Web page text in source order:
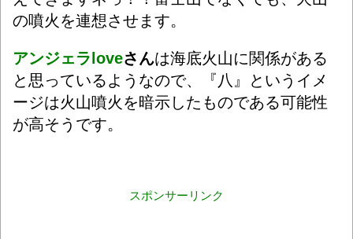
の噴火を連想させます。
アンジェラloveさんは海底火山に関係がある
と思っているようなので、『八』というイメ
ージは火山噴火を暗示したものである可能性
が高そうです。
スポンサーリンク